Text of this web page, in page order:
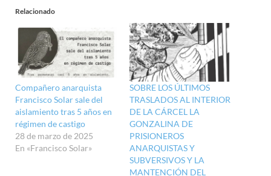
Relacionado
Compañero anarquista
Francisco Solar sale del
aislamiento tras 5 años en
régimen de castigo
28 de marzo de 2025
En «Francisco Solar»
SOBRE LOS ÚLTIMOS
TRASLADOS AL INTERIOR
DE LA CÁRCEL LA
GONZALINA DE
PRISIONEROS
ANARQUISTAS Y
SUBVERSIVOS Y LA
MANTENCIÓN DEL